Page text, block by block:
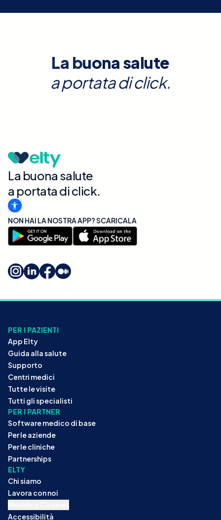
La buona salute
a portata di click.
La buona salute
a portata di click.
NON HAI LA NOSTRA APP? SCARICALA
PER I PAZIENTI
App Elty
Guida alla salute
Supporto
Centri medici
Tutte le visite
Tutti gli specialisti
PER I PARTNER
Software medico di base
Per le aziende
Per le cliniche
Partnerships
ELTY
Chi siamo
Lavora con noi
Accessibilità